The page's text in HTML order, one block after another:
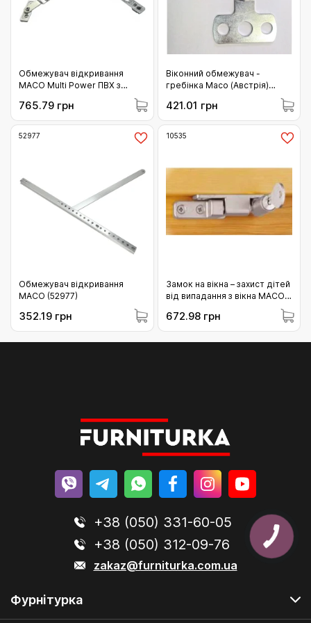
Обмежувач відкривання
MACO Multi Power ПВХ з
наконечником Тип 1 довжина
L= 187 мм срібло (103625)
765.79 грн
Віконний обмежувач -
гребінка Масо (Австрія)
421.01 грн
52977
Обмежувач відкривання
MACO (52977)
352.19 грн
10535
Замок на вікна – захист дітей
від випадання з вікна MACO
672.98 грн
+38 (050) 331-60-05
+38 (050) 312-09-76
zakaz@furniturka.com.ua
Фурнітурка